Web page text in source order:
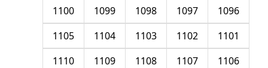
1096
1097
1098
1099
1100
1101
1102
1103
1104
1105
1106
1107
1108
1109
1110